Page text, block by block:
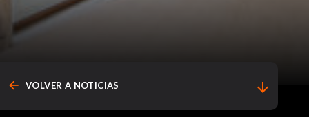
arrow_back VOLVER A NOTICIAS arrow_downward